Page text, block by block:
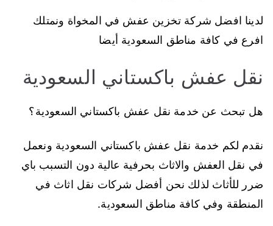
لدينا افضل شركة تخزين عفش في المخواة ونمتلك
افرع في كافة مناطق السعودية أيضا
نقل عفش باكستاني السعودية
هل تبحث عن خدمة نقل عفش باكستاني السعودية؟
نقدم لكم خدمة نقل عفش باكستاني السعودية ونعمل
في نقل العفش والاثاث بحرفية عالية دون التسبب باي
ضرر للأثاث لذلك نحن أفضل شركات نقل اثاث في
المنطقة وفي كافة مناطق السعودية.